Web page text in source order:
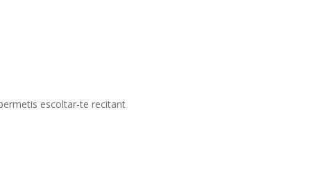
escoltar-te recitant